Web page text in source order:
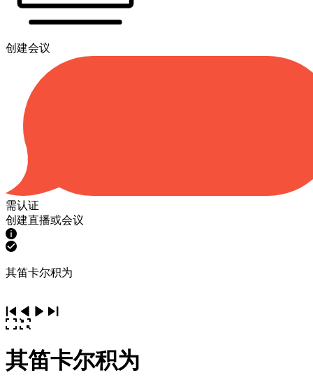
创建会议
需认证
创建直播或会议
其笛卡尔积为
其笛卡尔积为